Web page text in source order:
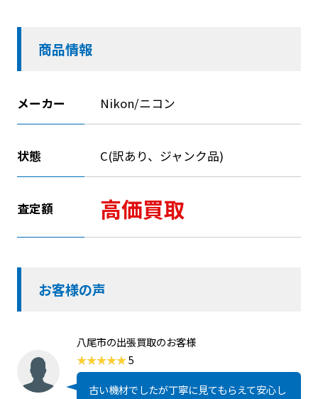
商品情報
メーカー Nikon/ニコン
状態 C(訳あり、ジャンク品)
査定額 高価買取
お客様の声
八尾市の出張買取のお客様
5
古い機材でしたが丁寧に見てもらえて安心し